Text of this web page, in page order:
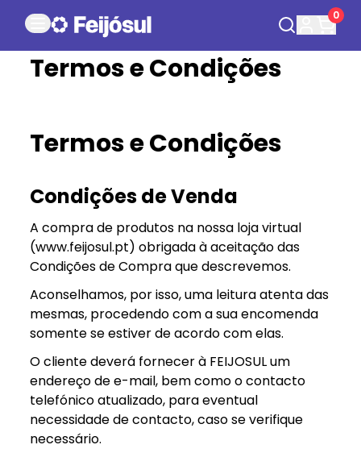
0
Termos e Condições
Termos e Condições
Condições de Venda
A compra de produtos na nossa loja virtual
(www.feijosul.pt) obrigada à aceitação das
Condições de Compra que descrevemos.
Aconselhamos, por isso, uma leitura atenta das
mesmas, procedendo com a sua encomenda
somente se estiver de acordo com elas.
O cliente deverá fornecer à FEIJOSUL um
endereço de e-mail, bem como o contacto
telefónico atualizado, para eventual
necessidade de contacto, caso se verifique
necessário.